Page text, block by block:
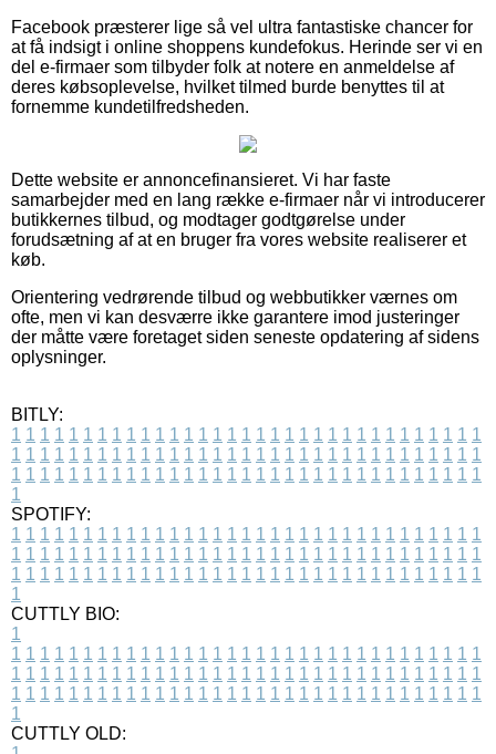
Facebook præsterer lige så vel ultra fantastiske chancer for
at få indsigt i online shoppens kundefokus. Herinde ser vi en
del e-firmaer som tilbyder folk at notere en anmeldelse af
deres købsoplevelse, hvilket tilmed burde benyttes til at
fornemme kundetilfredsheden.
Dette website er annoncefinansieret. Vi har faste
samarbejder med en lang række e-firmaer når vi introducerer
butikkernes tilbud, og modtager godtgørelse under
forudsætning af at en bruger fra vores website realiserer et
køb.
Orientering vedrørende tilbud og webbutikker værnes om
ofte, men vi kan desværre ikke garantere imod justeringer
der måtte være foretaget siden seneste opdatering af sidens
oplysninger.
BITLY:
1 1 1 1 1 1 1 1 1 1 1 1 1 1 1 1 1 1 1 1 1 1 1 1 1 1 1 1 1 1 1 1 1
1 1 1 1 1 1 1 1 1 1 1 1 1 1 1 1 1 1 1 1 1 1 1 1 1 1 1 1 1 1 1 1 1
1 1 1 1 1 1 1 1 1 1 1 1 1 1 1 1 1 1 1 1 1 1 1 1 1 1 1 1 1 1 1 1 1
1
SPOTIFY:
1 1 1 1 1 1 1 1 1 1 1 1 1 1 1 1 1 1 1 1 1 1 1 1 1 1 1 1 1 1 1 1 1
1 1 1 1 1 1 1 1 1 1 1 1 1 1 1 1 1 1 1 1 1 1 1 1 1 1 1 1 1 1 1 1 1
1 1 1 1 1 1 1 1 1 1 1 1 1 1 1 1 1 1 1 1 1 1 1 1 1 1 1 1 1 1 1 1 1
1
CUTTLY BIO:
1
1 1 1 1 1 1 1 1 1 1 1 1 1 1 1 1 1 1 1 1 1 1 1 1 1 1 1 1 1 1 1 1 1
1 1 1 1 1 1 1 1 1 1 1 1 1 1 1 1 1 1 1 1 1 1 1 1 1 1 1 1 1 1 1 1 1
1 1 1 1 1 1 1 1 1 1 1 1 1 1 1 1 1 1 1 1 1 1 1 1 1 1 1 1 1 1 1 1 1
1
CUTTLY OLD: